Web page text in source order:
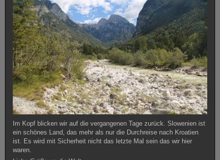
Im Kopf blicken wir auf die vergangenen Tage zurück. Slowenien ist
ein schönes Land, das mehr als nur die Durchreise nach Kroatien
ist. Es wird mit Sicherheit nicht das letzte Mal sein das wir hier
waren.